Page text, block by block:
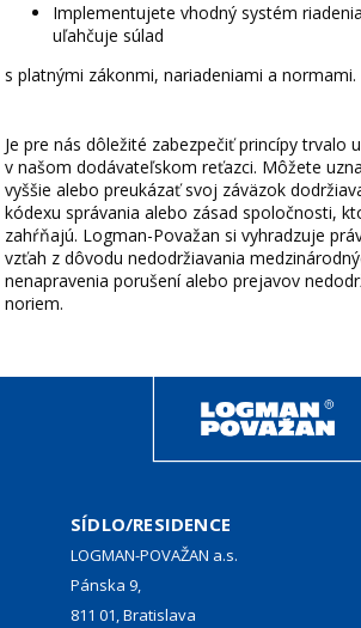
Implementujete vhodný systém
uľahčuje súlad
s platnými zákonmi, nariadeniami a normami.
Je pre nás dôležité zabezpečiť princípy trvalo
v našom dodávateľskom reťazci. Môžete
vyššie alebo preukázať svoj záväzok
kódexu správania alebo zásad spoločnosti,
zahŕňajú. Logman-Považan si vyhradzuje
vzťah z dôvodu nedodržiavania
nenapravenia porušení alebo prejavov
noriem.
SÍDLO/RESIDENCE
LOGMAN-POVAŽAN a.s.
Pánska 9,
811 01, Bratislava